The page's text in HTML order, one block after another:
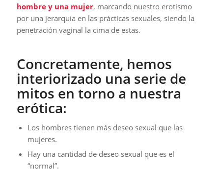
hombre y una mujer, marcando nuestro erotismo
por una jerarquía en las prácticas sexuales, siendo la
penetración vaginal la cima de estas.
Concretamente, hemos
interiorizado una serie de
mitos en torno a nuestra
erótica:
Los hombres tienen más deseo sexual que las
mujeres.
Hay una cantidad de deseo sexual que es el
“normal”.